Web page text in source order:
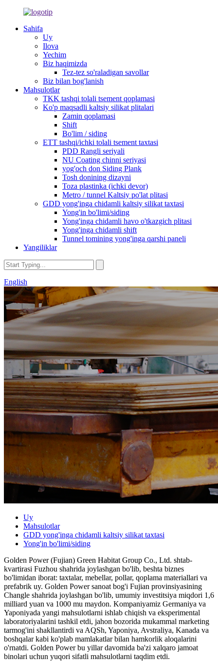
Sahifa
Uy
Ilova
Yechim
Biz haqimizda
Tez-tez so'raladigan savollar
Biz bilan bog'lanish
Mahsulotlar
TKK tashqi tolali tsement qoplamasi
Ko'p maqsadli kaltsiy silikat plitalari
Zamin qoplamasi
Shift
Bo'lim / siding
ETT tashqi/ichki tolali tsement taxtasi
PDD Rangli seriyali
NU Coating chinni seriyasi
yog'och don Siding Plank
Tosh donining dizayni
Toza plastinka (ichki devor)
Metro / tunnel Kaltsiy po'lat plitasi
GDD yong'inga chidamli kaltsiy silikat taxtasi
Yong'in bo'limi/siding
Yong'inga chidamli havo o'tkazgich plitasi
Yong'inga chidamli shift
Tunnel tomining yong'inga qarshi paneli
Yangiliklar
English
Uy
Mahsulotlar
GDD yong'inga chidamli kaltsiy silikat taxtasi
Yong'in bo'limi/siding
Golden Power (Fujian) Green Habitat Group Co., Ltd. shtab-
kvartirasi Fuzhou shahrida joylashgan bo'lib, beshta biznes
bo'limidan iborat: taxtalar, mebellar, pollar, qoplama materiallari va
prefabrik uy. Golden Power sanoat bog'i Fujian provinsiyasining
Changle shahrida joylashgan bo'lib, umumiy investitsiya miqdori 1,6
milliard yuan va 1000 mu maydon. Kompaniyamiz Germaniya va
Yaponiyada yangi mahsulotlarni ishlab chiqish va eksperimental
laboratoriyalarini tashkil etdi, jahon bozorida mukammal marketing
tarmog'ini shakllantirdi va AQSh, Yaponiya, Avstraliya, Kanada va
boshqalar kabi ko'plab mamlakatlar bilan hamkorlik aloqalarini
o'rnatdi. Golden Power bu yillar davomida ba'zi xalqaro jamoat
binolari uchun yuqori sifatli mahsulotlarni taqdim etdi.